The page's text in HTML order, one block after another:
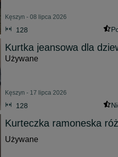
Kęszyn - 08 lipca 2026
128
Kurtka jeansowa dla
Używane
Kęszyn - 17 lipca 2026
128
Kurteczka ramoneska
Używane